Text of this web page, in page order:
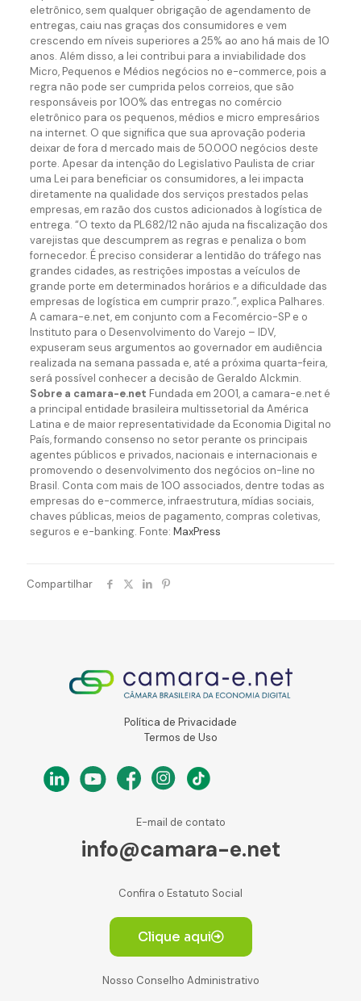
eletrônico, sem qualquer obrigação de agendamento de
entregas, caiu nas graças dos consumidores e vem
crescendo em níveis superiores a 25% ao ano há mais de 10
anos. Além disso, a lei contribui para a inviabilidade dos
Micro, Pequenos e Médios negócios no e-commerce, pois a
regra não pode ser cumprida pelos correios, que são
responsáveis por 100% das entregas no comércio
eletrônico para os pequenos, médios e micro empresários
na internet. O que significa que sua aprovação poderia
deixar de fora d mercado mais de 50.000 negócios deste
porte. Apesar da intenção do Legislativo Paulista de criar
uma Lei para beneficiar os consumidores, a lei impacta
diretamente na qualidade dos serviços prestados pelas
empresas, em razão dos custos adicionados à logística de
entrega. “O texto da PL682/12 não ajuda na fiscalização dos
varejistas que descumprem as regras e penaliza o bom
fornecedor. É preciso considerar a lentidão do tráfego nas
grandes cidades, as restrições impostas a veículos de
grande porte em determinados horários e a dificuldade das
empresas de logística em cumprir prazo.”, explica Palhares.
A camara-e.net, em conjunto com a Fecomércio-SP e o
Instituto para o Desenvolvimento do Varejo – IDV,
expuseram seus argumentos ao governador em audiência
realizada na semana passada e, até a próxima quarta-feira,
será possível conhecer a decisão de Geraldo Alckmin.
Sobre a camara-e.net Fundada em 2001, a camara-e.net é
a principal entidade brasileira multissetorial da América
Latina e de maior representatividade da Economia Digital no
País, formando consenso no setor perante os principais
agentes públicos e privados, nacionais e internacionais e
promovendo o desenvolvimento dos negócios on-line no
Brasil. Conta com mais de 100 associados, dentre todas as
empresas do e-commerce, infraestrutura, mídias sociais,
chaves públicas, meios de pagamento, compras coletivas,
seguros e e-banking. Fonte: MaxPress
Compartilhar
Política de Privacidade
Termos de Uso
E-mail de contato
info@camara-e.net
Confira o Estatuto Social
Clique aqui
Nosso Conselho Administrativo